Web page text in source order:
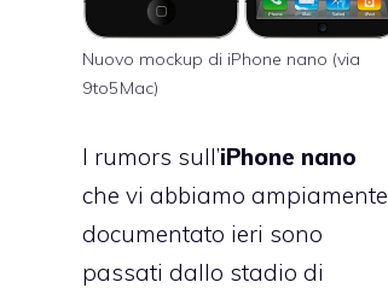
Nuovo mockup di iPhone nano (via
9to5Mac)
I rumors sull’iPhone nano
che vi abbiamo ampiamente
documentato ieri sono
passati dallo stadio di